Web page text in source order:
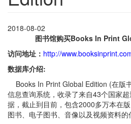
2018-08-02
图书馆购买Books In Print
访问地址： http://
数据库介绍:
Books In Print Global Edition (在版
信息查询系统，收录了来自43个国家
据，截止到目前，包含2000多万本在
图书、电子图书、音像以及视频资料的